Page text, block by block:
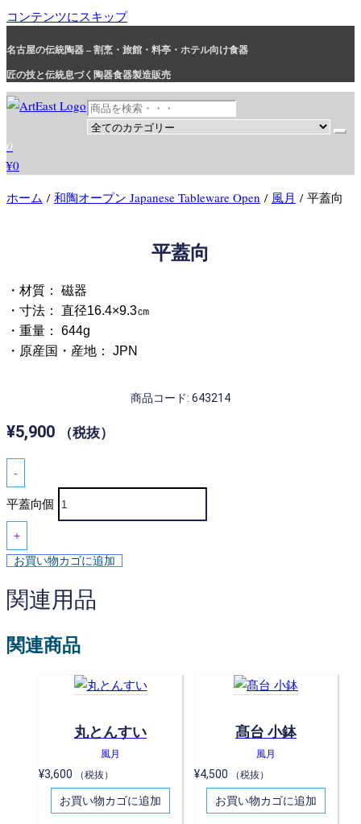
コンテンツにスキップ
名古屋の伝統陶器 – 割烹・旅館・料亭・ホテル向け食器
匠の技と伝統息づく陶器食器製造販売
和食器・洋食器通販｜割烹・旅館・料亭・ホテル等業務用卸販売
業務用から個人用まで、おしゃれでかわいい和食器・洋食器はま
とめ買いがお得です。
0
¥0
ホーム / 和陶オープン Japanese Tableware Open / 風月 / 平蓋向
平蓋向
・材質： 磁器
・寸法： 直径16.4×9.3㎝
・重量： 644g
・原産国・産地： JPN
商品コード: 643214
¥5,900 （税抜）
-
平蓋向個
+
お買い物カゴに追加
関連用品
関連商品
丸とんすい
風月
¥3,600 （税抜）
お買い物カゴに追加
髙台 小鉢
風月
¥4,500 （税抜）
お買い物カゴに追加